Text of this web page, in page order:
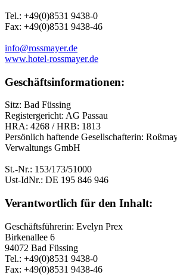
Tel.: +49(0)8531 9438-0
Fax: +49(0)8531 9438-46
info@rossmayer.de
www.hotel-rossmayer.de
Geschäftsinformationen:
Sitz: Bad Füssing
Registergericht: AG Passau
HRA: 4268 / HRB: 1813
Persönlich haftende Gesellschafterin:
Verwaltungs GmbH
St.-Nr.: 153/173/51000
Ust-IdNr.: DE 195 846 946
Verantwortlich für den Inhalt:
Geschäftsführerin: Evelyn Prex
Birkenallee 6
94072 Bad Füssing
Tel.: +49(0)8531 9438-0
Fax: +49(0)8531 9438-46